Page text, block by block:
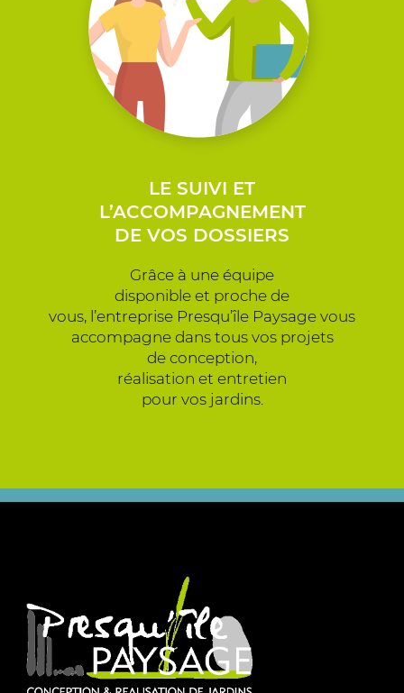
LE SUIVI ET
L’ACCOMPAGNEMENT
DE VOS DOSSIERS
Grâce à une équipe
disponible et proche de
vous, l’entreprise Presqu’île Paysage vous
accompagne dans tous vos projets
de conception,
réalisation et entretien
pour vos jardins.